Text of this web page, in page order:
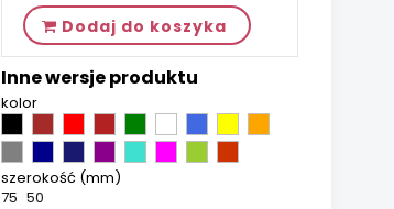
Dodaj do koszyka
Inne wersje produktu
kolor
szerokość (mm)
75 50